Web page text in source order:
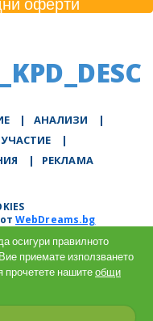
| АНАЛИЗИ
|
УЧАСТИЕ
|
| РЕКЛАМА
отWebDreams.bg
осигури правилното
приемате използването
прочетете нашитеобщи